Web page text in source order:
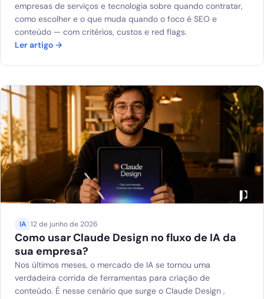
empresas de serviços e tecnologia sobre quando contratar,
como escolher e o que muda quando o foco é SEO e
conteúdo — com critérios, custos e red flags.
Ler artigo →
IA 12 de junho de 2026
Como usar Claude Design no fluxo de IA da
sua empresa?
Nos últimos meses, o mercado de IA se tornou uma
verdadeira corrida de ferramentas para criação de
conteúdo. É nesse cenário que surge o Claude Design ,